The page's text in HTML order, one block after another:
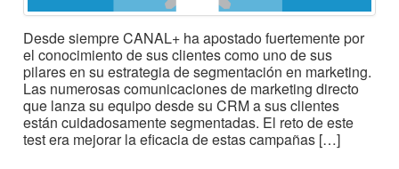
Desde siempre CANAL+ ha apostado fuertemente por
el conocimiento de sus clientes como uno de sus
pilares en su estrategia de segmentación en marketing.
Las numerosas comunicaciones de marketing directo
que lanza su equipo desde su CRM a sus clientes
están cuidadosamente segmentadas. El reto de este
test era mejorar la eficacia de estas campañas […]